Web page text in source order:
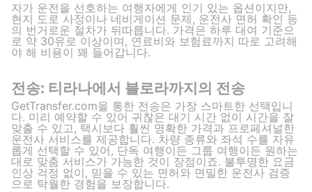
자가 운전을 선호하는 여행자에게 인기 있는 옵션이지만,
현지 도로 사정이나 네비게이션 문제, 운전사 면허 확인 등
의 번거로운 절차가 뒤따릅니다. 가격은 하루 대여 기준으
로 약 30유로 이상이며, 연료비와 보험료까지 따로 고려해
야 해 비용이 꽤 들어갑니다.
전송: 티라나에서 블로라까지의 전송
GetTransfer.com을 통한 전송은 가장 스마트한 선택입니
다. 미리 예약할 수 있어 귀찮은 대기 시간 없이 시간을 잘
맞출 수 있고, 택시보다 훨씬 명확한 가격과 프로페셔널한
운전사 서비스를 제공합니다. 차량 종류와 좌석 수를 자유
롭게 선택할 수 있어, 단독 여행이든 그룹 여행이든 원하는
대로 맞춤 서비스가 가능한 것이 장점이죠. 불투명한 요금
인상 걱정 없이, 믿을 수 있는 면허와 면밀한 운전사 검증
으로 탁월한 경험을 보장합니다.